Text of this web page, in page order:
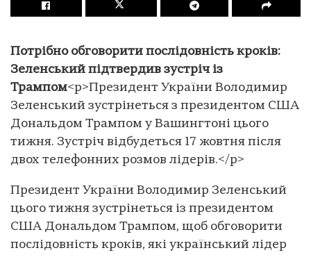
Потрібно обговорити послідовність кроків:
Зеленський підтвердив зустріч із
Трампом<p>Президент України Володимир
Зеленський зустрінеться з президентом США
Дональдом Трампом у Вашингтоні цього
тижня. Зустріч відбудеться 17 жовтня після
двох телефонних розмов лідерів.</p>
Президент України Володимир Зеленський
цього тижня зустрінеться із президентом
США Дональдом Трампом, щоб обговорити
послідовність кроків, які український лідер